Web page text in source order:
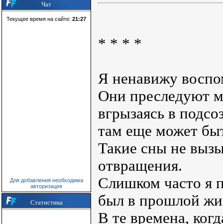
Чат
Текущее время на сайте: 21:27
Для добавления необходима
авторизация
Статистика
* * * *
Я ненавижу
Они преследуют
вгрызаясь в
там еще может
Такие сны не
отвращения.
Слишком часто я
был в прошлой
В те времена,